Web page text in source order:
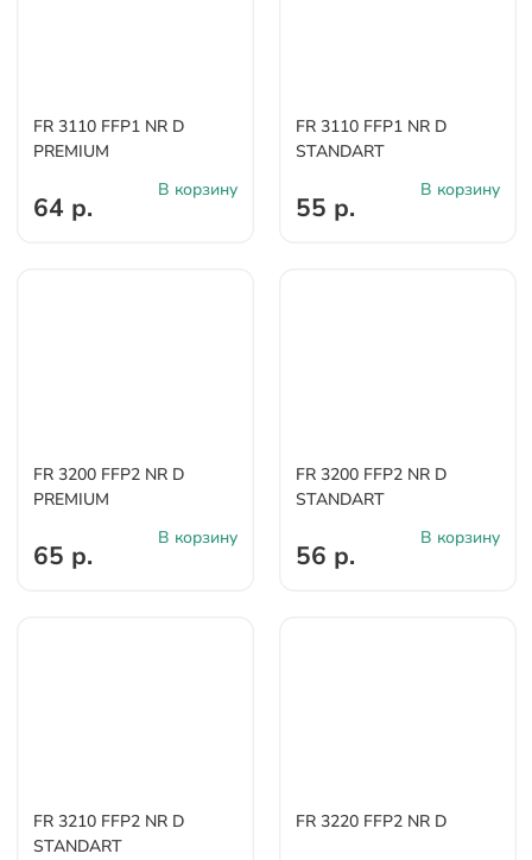
FR 3110 FFP1 NR D
PREMIUM
64 р.
В корзину
FR 3110 FFP1 NR D
STANDART
55 р.
В корзину
FR 3200 FFP2 NR D
PREMIUM
65 р.
В корзину
FR 3200 FFP2 NR D
STANDART
56 р.
В корзину
FR 3210 FFP2 NR D
STANDART
FR 3220 FFP2 NR D